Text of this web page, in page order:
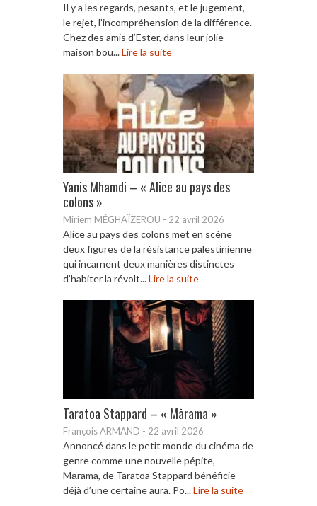
Il y a les regards, pesants, et le jugement,
le rejet, l’incompréhension de la différence.
Chez des amis d’Ester, dans leur jolie
maison bou...Lire la suite
Yanis Mhamdi – « Alice au pays des
colons »
Miriem MÉGHAÏZEROU - 22 avril 2026
Alice au pays des colons met en scène
deux figures de la résistance palestinienne
qui incarnent deux manières distinctes
d’habiter la révolt...Lire la suite
Taratoa Stappard – « Mārama »
François ARMAND - 22 avril 2026
Annoncé dans le petit monde du cinéma de
genre comme une nouvelle pépite,
Mārama, de Taratoa Stappard bénéficie
déjà d’une certaine aura. Po...Lire la suite